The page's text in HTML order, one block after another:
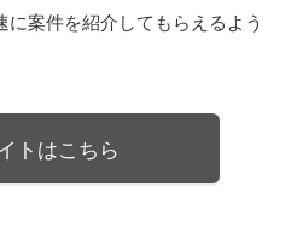
に案件を紹介してもらえるよう
トはこちら